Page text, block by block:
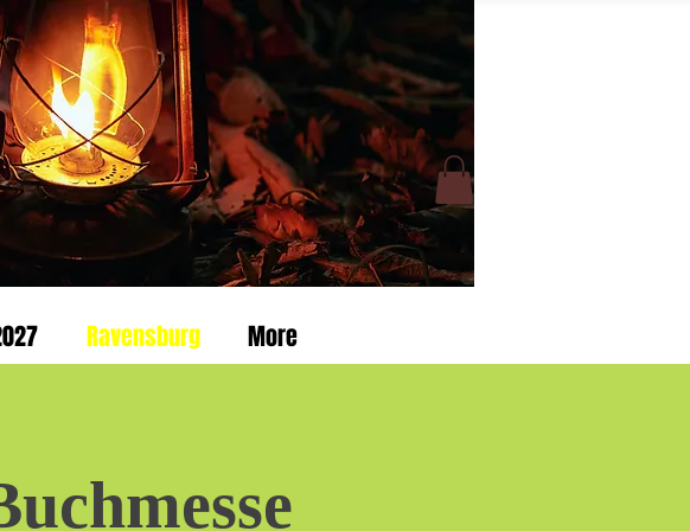
Ravensburg More